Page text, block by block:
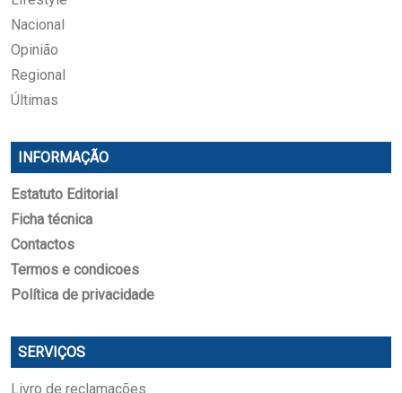
Nacional
Opinião
Regional
Últimas
INFORMAÇÃO
Estatuto Editorial
Ficha técnica
Contactos
Termos e condicoes
Política de privacidade
SERVIÇOS
Livro de reclamações